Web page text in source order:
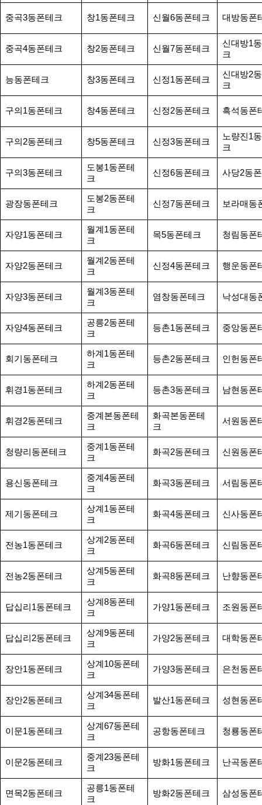
중곡3동폰테크 창1동폰테크 신월6동폰테크 대방동폰
중곡4동폰테크 창2동폰테크 신월7동폰테크
신대방1
크
능동폰테크 창3동폰테크 신정1동폰테크
신대방2
크
구의1동폰테크 창4동폰테크 신정2동폰테크 흑석동폰
구의2동폰테크 창5동폰테크 신정3동폰테크
노량진1
크
구의3동폰테크
도봉1동폰테
크
신정6동폰테크 사당2동
광장동폰테크
도봉2동폰테
크
신정7동폰테크 보라매동
자양1동폰테크
월계1동폰테
크
목5동폰테크 청림동폰
자양2동폰테크
월계2동폰테
크
신정4동폰테크 행운동폰
자양3동폰테크
월계3동폰테
크
염창동폰테크 낙성대동
자양4동폰테크
공릉2동폰테
크
등촌1동폰테크 중앙동폰
회기동폰테크
하계1동폰테
크
등촌2동폰테크 인헌동폰
휘경1동폰테크
하계2동폰테
크
등촌3동폰테크 남현동폰
휘경2동폰테크
중계본동폰테
크
화곡본동폰테
크
서원동폰
청량리동폰테크
중계1동폰테
크
화곡2동폰테크 신원동폰
용신동폰테크
중계4동폰테
크
화곡3동폰테크 서림동폰
제기동폰테크
상계1동폰테
크
화곡4동폰테크 신사동폰
전농1동폰테크
상계2동폰테
크
화곡6동폰테크 신림동폰
전농2동폰테크
상계5동폰테
크
화곡8동폰테크 난향동폰
답십리1동폰테크
상계8동폰테
크
가양1동폰테크 조원동폰
답십리2동폰테크
상계9동폰테
크
가양2동폰테크 대학동폰
장안1동폰테크
상계10동폰테
크
가양3동폰테크 은천동폰
장안2동폰테크
상계34동폰테
크
발산1동폰테크 성현동폰
이문1동폰테크
상계67동폰테
크
공항동폰테크 청룡동폰
이문2동폰테크
중계23동폰테
크
방화1동폰테크 난곡동폰
면목2동폰테크
공릉1동폰테
크
방화2동폰테크 삼성동폰